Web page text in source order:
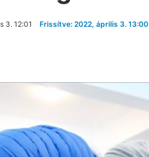
3. 12:01 Frissítve: 2022, április 3. 13:00